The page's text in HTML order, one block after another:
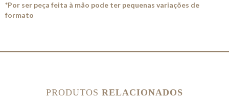
*Por ser peça feita à mão pode ter pequenas variações de
formato
PRODUTOS RELACIONADOS